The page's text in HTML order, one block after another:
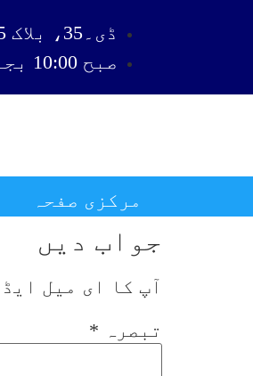
ڈی۔35، بلاک 5، ایف بی ایریا، کراچی
صبح 10:00 بجے تا رات 9:00 بجے
مرکزی صفحہ
جواب دیں
آپ کا ای میل
تبصرہ *